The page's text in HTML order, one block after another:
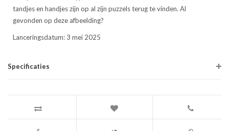
tandjes en handjes zijn op al zijn puzzels terug te vinden. Al
gevonden op deze afbeelding?
Lanceringsdatum: 3 mei 2025
Specificaties